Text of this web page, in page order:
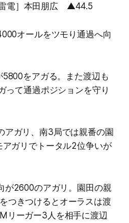
電］本田朋広 ▲44.5
オールをツモり通過へ向
5800をアガる。また渡辺も
って通過ポジションを守り
アガリ、南3局では親番の園
ガリでトータル2位争いが
が2600のアガリ。園田の親
つきつけるとオーラスは渡
リーガー3人を相手に渡辺